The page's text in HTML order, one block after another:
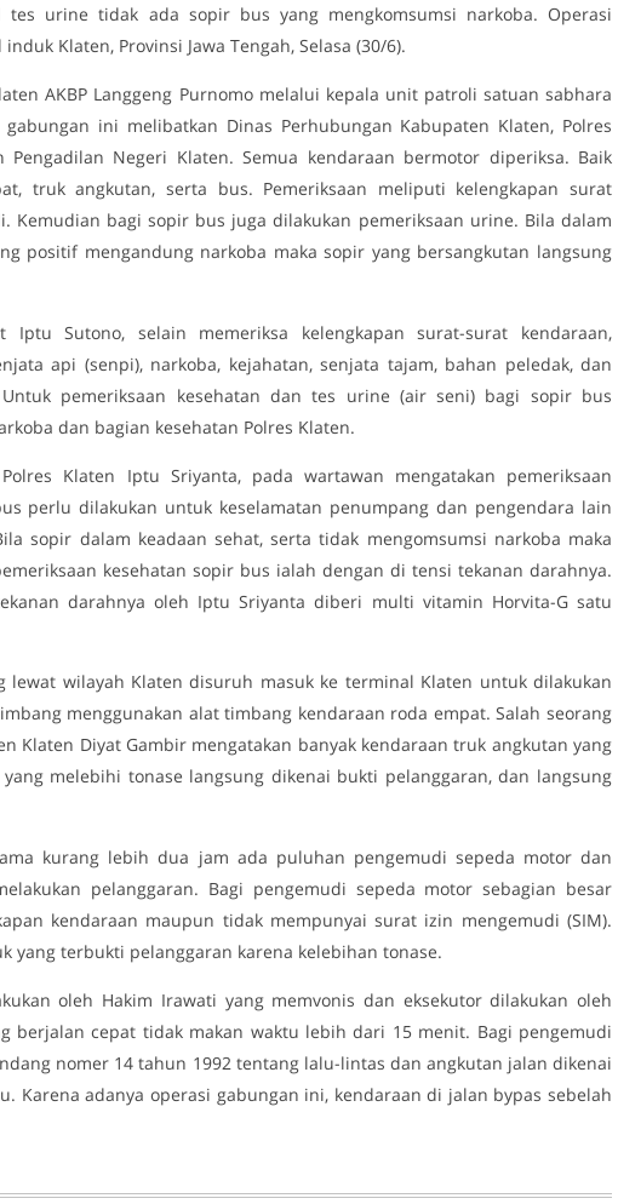
tes urine tidak ada sopir bus yang mengkomsumsi narkoba. Operasi
Klaten, Provinsi Jawa Tengah, Selasa (30/6).
AKBP Langgeng Purnomo melalui kepala unit patroli satuan sabhara
ini melibatkan Dinas Perhubungan Kabupaten Klaten, Polres
Pengadilan Negeri Klaten. Semua kendaraan bermotor diperiksa. Baik
truk angkutan, serta bus. Pemeriksaan meliputi kelengkapan surat
Kemudian bagi sopir bus juga dilakukan pemeriksaan urine. Bila dalam
positif mengandung narkoba maka sopir yang bersangkutan langsung
Sutono, selain memeriksa kelengkapan surat-surat kendaraan,
api (senpi), narkoba, kejahatan, senjata tajam, bahan peledak, dan
pemeriksaan kesehatan dan tes urine (air seni) bagi sopir bus
dan bagian kesehatan Polres Klaten.
Klaten Iptu Sriyanta, pada wartawan mengatakan pemeriksaan
perlu dilakukan untuk keselamatan penumpang dan pengendara lain
sopir dalam keadaan sehat, serta tidak mengomsumsi narkoba maka
kesehatan sopir bus ialah dengan di tensi tekanan darahnya.
darahnya oleh Iptu Sriyanta diberi multi vitamin Horvita-G satu
lewat wilayah Klaten disuruh masuk ke terminal Klaten untuk dilakukan
menggunakan alat timbang kendaraan roda empat. Salah seorang
Klaten Diyat Gambir mengatakan banyak kendaraan truk angkutan yang
melebihi tonase langsung dikenai bukti pelanggaran, dan langsung
kurang lebih dua jam ada puluhan pengemudi sepeda motor dan
pelanggaran. Bagi pengemudi sepeda motor sebagian besar
kendaraan maupun tidak mempunyai surat izin mengemudi (SIM).
yang terbukti pelanggaran karena kelebihan tonase.
oleh Hakim Irawati yang memvonis dan eksekutor dilakukan oleh
berjalan cepat tidak makan waktu lebih dari 15 menit. Bagi pengemudi
nomer 14 tahun 1992 tentang lalu-lintas dan angkutan jalan dikenai
Karena adanya operasi gabungan ini, kendaraan di jalan bypas sebelah